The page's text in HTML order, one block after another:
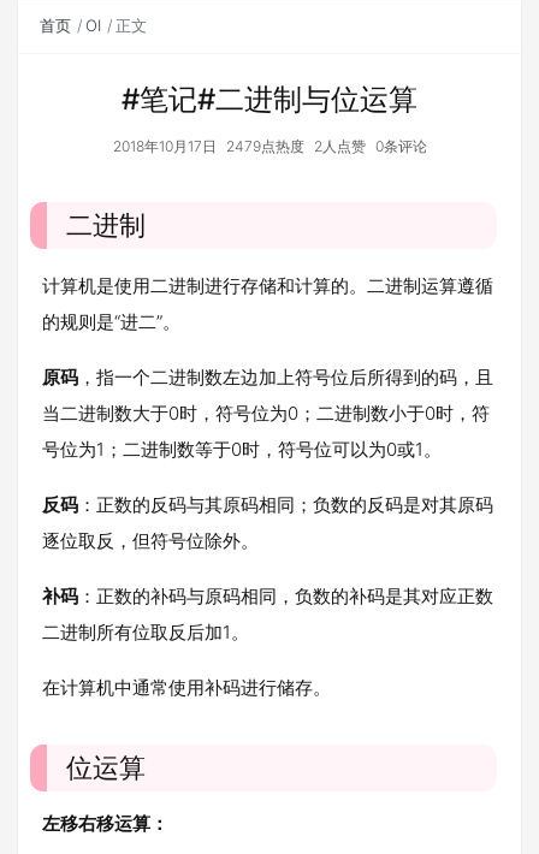
首页 OI 正文
#笔记#二进制与位运算
2018年10月17日 2479点热度 2人点赞 0条评论
二进制
计算机是使用二进制进行存储和计算的。二进制运算遵循
的规则是“进二”。
原码 ，指一个二进制数左边加上符号位后所得到的码，且
当二进制数大于0时，符号位为0；二进制数小于0时，符
号位为1；二进制数等于0时，符号位可以为0或1。
反码 ：正数的反码与其原码相同；负数的反码是对其原码
逐位取反，但符号位除外。
补码 ：正数的补码与原码相同，负数的补码是其对应正数
二进制所有位取反后加1。
在计算机中通常使用补码进行储存。
位运算
左移右移运算：